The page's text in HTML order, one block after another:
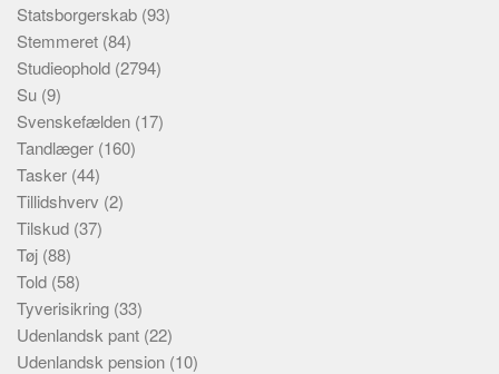
Statsborgerskab (93)
Stemmeret (84)
Studieophold (2794)
Su (9)
Svenskefælden (17)
Tandlæger (160)
Tasker (44)
Tillidshverv (2)
Tilskud (37)
Tøj (88)
Told (58)
Tyverisikring (33)
Udenlandsk pant (22)
Udenlandsk pension (10)